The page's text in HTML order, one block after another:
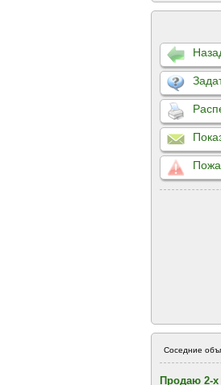
Соседние
Продаю 2-